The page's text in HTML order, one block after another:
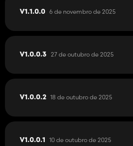
V1.1.0.0 6 de novembro de 2025
V1.0.0.3 27 de outubro de 2025
V1.0.0.2 18 de outubro de 2025
V1.0.0.1 10 de outubro de 2025